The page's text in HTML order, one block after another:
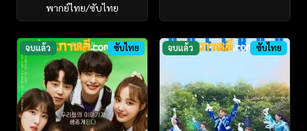
พากย์ไทย/ซับไทย
จบแล้ว ซับไทย จบแล้ว ซับไทย